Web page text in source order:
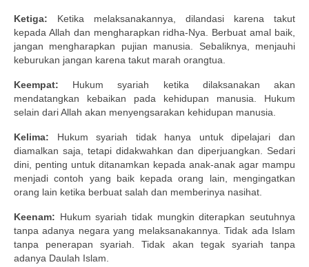
Ketiga: Ketika melaksanakannya, dilandasi karena takut
kepada Allah dan mengharapkan ridha-Nya. Berbuat amal baik,
jangan mengharapkan pujian manusia. Sebaliknya, menjauhi
keburukan jangan karena takut marah orangtua.
Keempat: Hukum syariah ketika dilaksanakan akan
mendatangkan kebaikan pada kehidupan manusia. Hukum
selain dari Allah akan menyengsarakan kehidupan manusia.
Kelima: Hukum syariah tidak hanya untuk dipelajari dan
diamalkan saja, tetapi didakwahkan dan diperjuangkan. Sedari
dini, penting untuk ditanamkan kepada anak-anak agar mampu
menjadi contoh yang baik kepada orang lain, mengingatkan
orang lain ketika berbuat salah dan memberinya nasihat.
Keenam: Hukum syariah tidak mungkin diterapkan seutuhnya
tanpa adanya negara yang melaksanakannya. Tidak ada Islam
tanpa penerapan syariah. Tidak akan tegak syariah tanpa
adanya Daulah Islam.